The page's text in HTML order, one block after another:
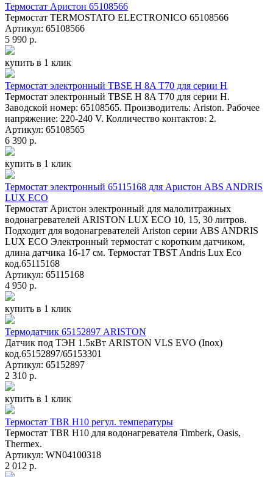
Термостат Аристон 65108566
Термостат TERMOSTATO ELECTRONICO 65108566
Артикул: 65108566
5 990 р.
купить в 1 клик
Термостат электронный TBSE H 8A T70 для серии Н
Термостат электронный TBSE H 8A T70 для серии Н.
Заводской номер: 65108565. Производитель: Ariston. Рабочее
напряжение: 220-240 V. Колличество контактов: 2.
Артикул: 65108565
6 390 р.
купить в 1 клик
Термостат электронный 65115168 для Аристон ABS ANDRIS
LUX ECO
Термостат Аристон электронный для малолитражных
водонагревателей ARISTON LUX ECO 10, 15, 30 литров.
Подходит для водонагревателей Ariston серии ABS ANDRIS
LUX ECO Электронный термостат с коротким датчиком,
длина датчика 16-17 см. Термостат TBST Andris Lux Eco
код.65115168
Артикул: 65115168
4 950 р.
купить в 1 клик
Термодатчик 65152897 ARISTON
Датчик под ТЭН 1.5кВт ARISTON VLS EVO (Inox)
код.65152897/65153301
Артикул: 65152897
2 310 р.
купить в 1 клик
Термостат TBR Н10 регул. температуры
Термостат TBR Н10 для водонагревателя Timberk, Oasis,
Thermex.
Артикул: WN04100318
2 012 р.